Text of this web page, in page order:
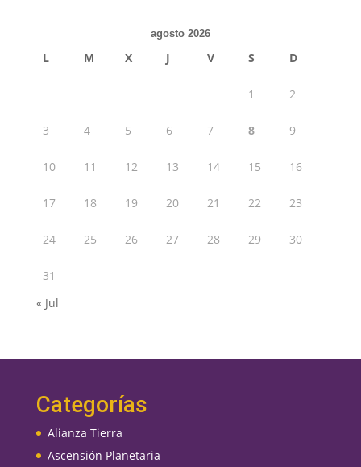
agosto 2026
L M X J V S D
1 2
3 4 5 6 7 8 9
10 11 12 13 14 15 16
17 18 19 20 21 22 23
24 25 26 27 28 29 30
31
« Jul
Categorías
Alianza Tierra
Ascensión Planetaria